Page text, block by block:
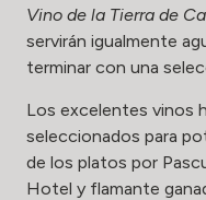
Vino de la Tierra de
servirán igualmente
terminar con una
Los excelentes vinos
seleccionados para
de los platos por
Hotel y flamante